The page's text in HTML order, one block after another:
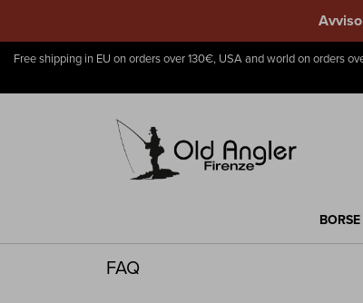
Free shipping in EU on orders over 130€, USA and world on orders
BORSE
FAQ